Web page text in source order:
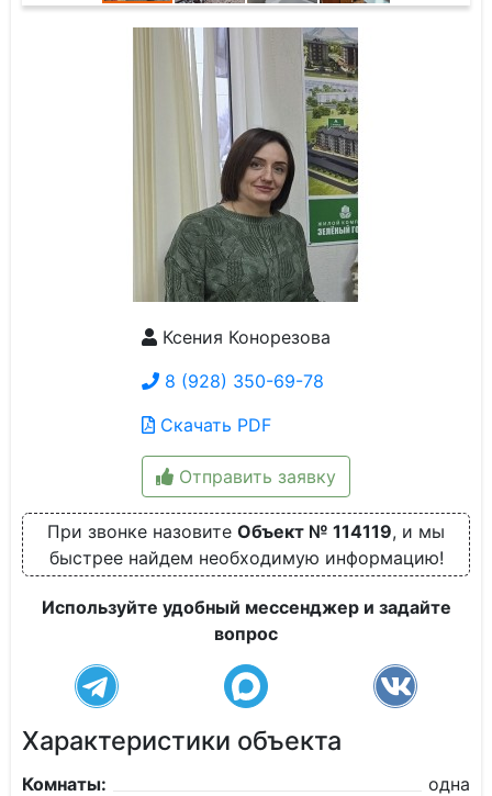
Ксения Конорезова
8 (928) 350-69-78
Скачать PDF
Отправить заявку
При звонке назовите Объект № 114119, и мы
быстрее найдем необходимую информацию!
Используйте удобный мессенджер и задайте
вопрос
Характеристики объекта
Комнаты:
одна